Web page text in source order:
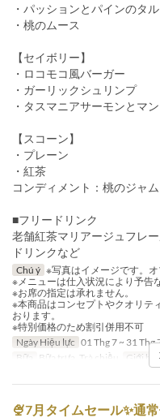
・パッションとパインのタ
・桃のムース
【セイボリー】
・ロコモコ風バーガー
・ガーリックシュリンプ
・タスマニアサーモンとマ
【スコーン】
・プレーン
・紅茶
コンディメント：桃のジャム
■フリードリンク
老舗紅茶マリアージュフレ
ドリンクなど
Chú ý ※写真はイメージです。
※メニューは仕入状況により予告
※お席の指定は承れません。
※本商品はコンセプトやクオリテ
おります。
※特別価格のため割引併用不可
Ngày Hiệu lực 01 Thg 7 ~ 31 Thg
Bữa
Bữa trưa, Trà chiều Giới
🍨7月タイムセール✨通